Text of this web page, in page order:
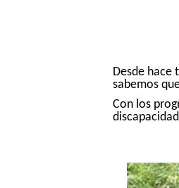
Desde hace
sabemos
Con los